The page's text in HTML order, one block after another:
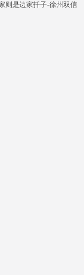
则是边家扦子-徐州双信